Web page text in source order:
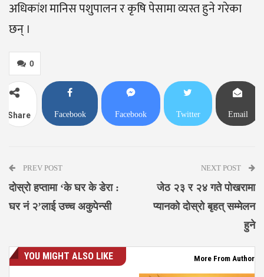
अधिकांश मानिस पशुपालन र कृषि पेसामा व्यस्त हुने गरेका
छन् ।
0
Share Facebook Facebook Twitter Email
PREV POST
दोस्रो हप्तामा ‘के घर के डेरा :
घर नं २’लाई उच्च अकुपेन्सी
NEXT POST
जेठ २३ र २४ गते पोखरामा
प्यानको दोस्रो बृहत् सम्मेलन
हुने
YOU MIGHT ALSO LIKE More From Author